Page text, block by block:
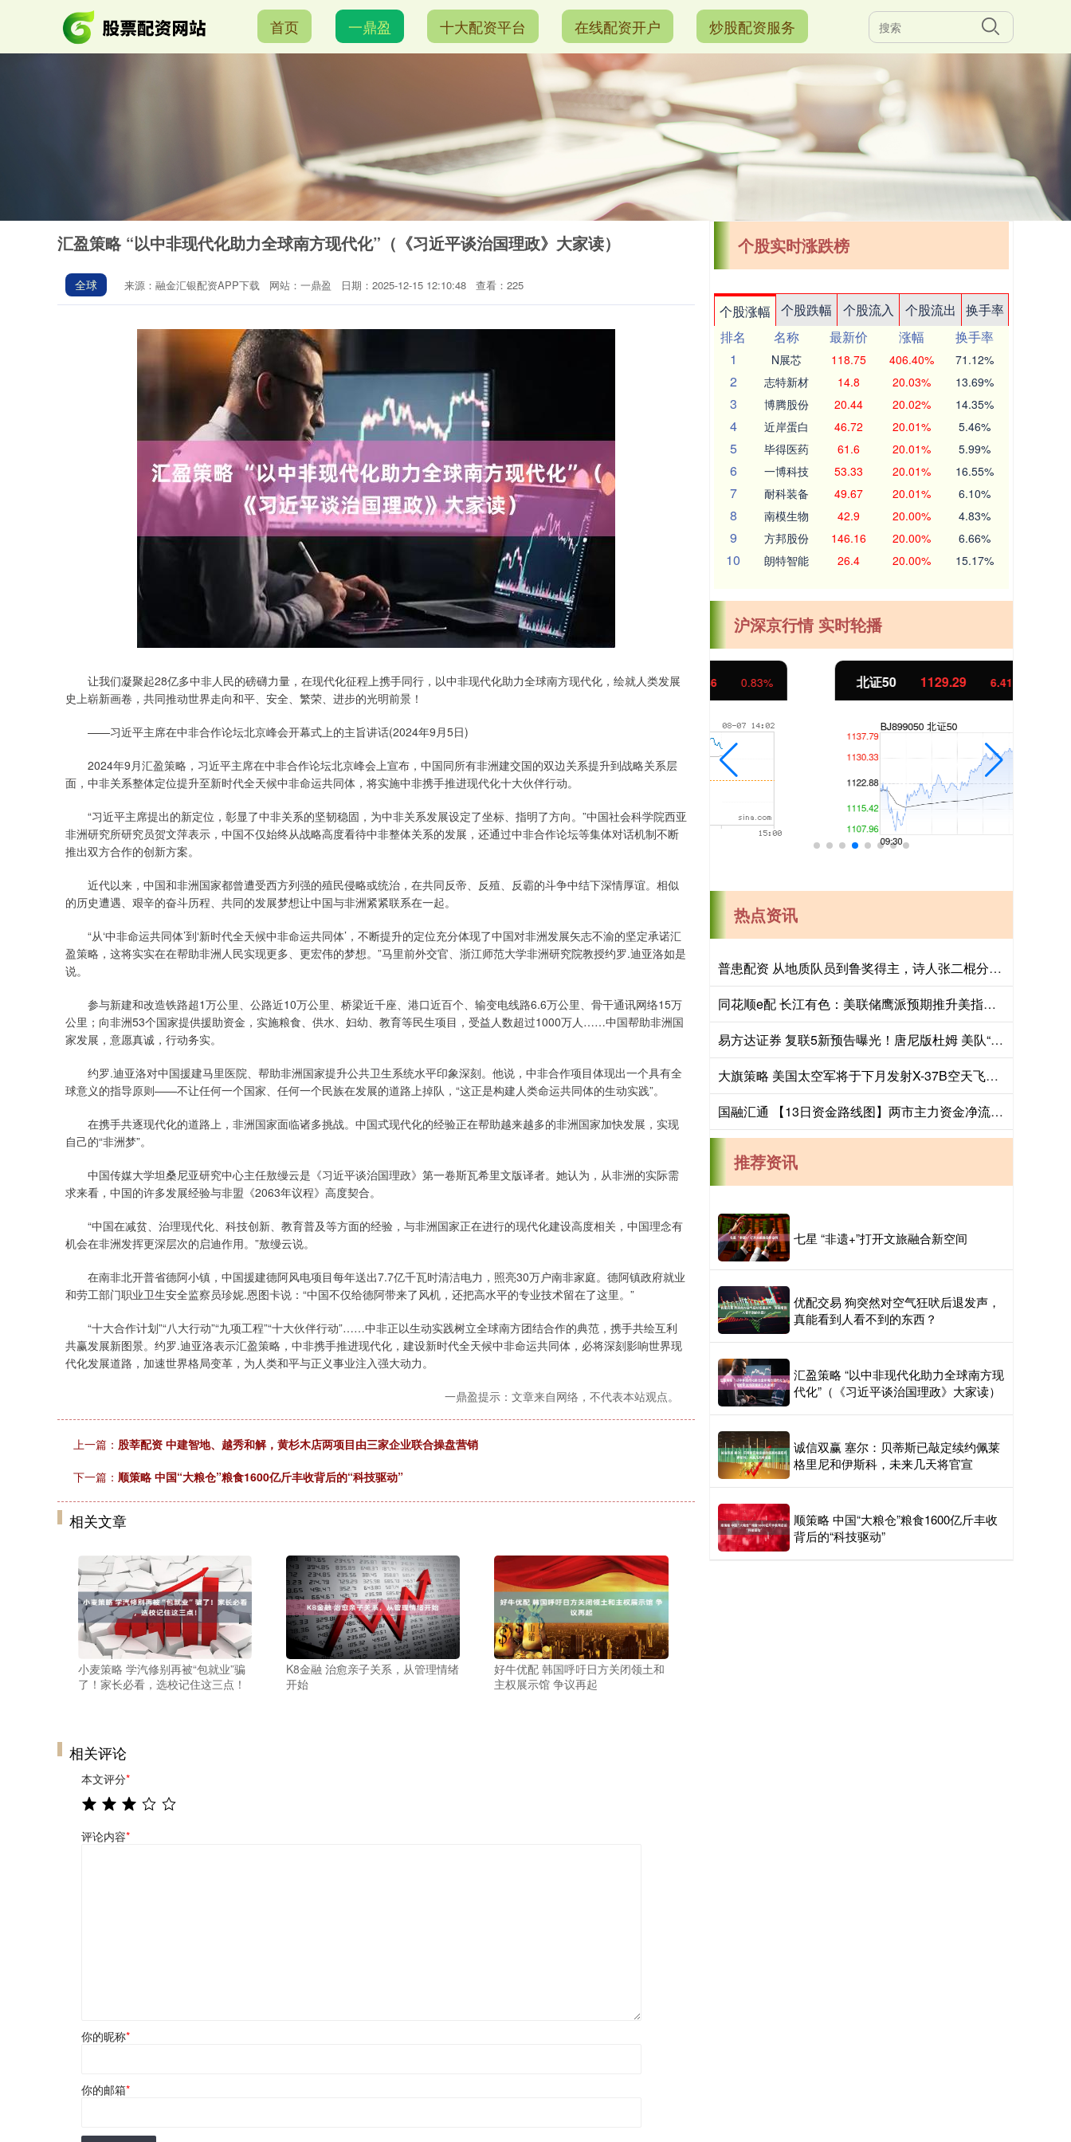
首页 一鼎盈 十大配资平台 在线配资开户 炒股配资服务
汇盈策略 “以中非现代化助力全球南方现代化”（《习近平谈治国理政》大家读）
全球 来源：融金汇银配资APP下载 网站：一鼎盈 日期：2025-12-15 12:10:48 查看：225
让我们凝聚起28亿多中非人民的磅礴力量，在现代化征程上携手同行，以中非现代化助力全球南方现代化，绘就人类发展
史上崭新画卷，共同推动世界走向和平、安全、繁荣、进步的光明前景！
——习近平主席在中非合作论坛北京峰会开幕式上的主旨讲话(2024年9月5日)
2024年9月汇盈策略，习近平主席在中非合作论坛北京峰会上宣布，中国同所有非洲建交国的双边关系提升到战略关系层
面，中非关系整体定位提升至新时代全天候中非命运共同体，将实施中非携手推进现代化十大伙伴行动。
“习近平主席提出的新定位，彰显了中非关系的坚韧稳固，为中非关系发展设定了坐标、指明了方向。”中国社会科学院西亚
非洲研究所研究员贺文萍表示，中国不仅始终从战略高度看待中非整体关系的发展，还通过中非合作论坛等集体对话机制不断
推出双方合作的创新方案。
近代以来，中国和非洲国家都曾遭受西方列强的殖民侵略或统治，在共同反帝、反殖、反霸的斗争中结下深情厚谊。相似
的历史遭遇、艰辛的奋斗历程、共同的发展梦想让中国与非洲紧紧联系在一起。
“从‘中非命运共同体’到‘新时代全天候中非命运共同体’，不断提升的定位充分体现了中国对非洲发展矢志不渝的坚定承诺汇
盈策略，这将实实在在帮助非洲人民实现更多、更宏伟的梦想。”马里前外交官、浙江师范大学非洲研究院教授约罗.迪亚洛如是
说。
参与新建和改造铁路超1万公里、公路近10万公里、桥梁近千座、港口近百个、输变电线路6.6万公里、骨干通讯网络15万
公里；向非洲53个国家提供援助资金，实施粮食、供水、妇幼、教育等民生项目，受益人数超过1000万人……中国帮助非洲国
家发展，意愿真诚，行动务实。
约罗.迪亚洛对中国援建马里医院、帮助非洲国家提升公共卫生系统水平印象深刻。他说，中非合作项目体现出一个具有全
球意义的指导原则——不让任何一个国家、任何一个民族在发展的道路上掉队，“这正是构建人类命运共同体的生动实践”。
在携手共逐现代化的道路上，非洲国家面临诸多挑战。中国式现代化的经验正在帮助越来越多的非洲国家加快发展，实现
自己的“非洲梦”。
中国传媒大学坦桑尼亚研究中心主任敖缦云是《习近平谈治国理政》第一卷斯瓦希里文版译者。她认为，从非洲的实际需
求来看，中国的许多发展经验与非盟《2063年议程》高度契合。
“中国在减贫、治理现代化、科技创新、教育普及等方面的经验，与非洲国家正在进行的现代化建设高度相关，中国理念有
机会在非洲发挥更深层次的启迪作用。”敖缦云说。
在南非北开普省德阿小镇，中国援建德阿风电项目每年送出7.7亿千瓦时清洁电力，照亮30万户南非家庭。德阿镇政府就业
和劳工部门职业卫生安全监察员珍妮.恩图卡说：“中国不仅给德阿带来了风机，还把高水平的专业技术留在了这里。”
“十大合作计划”“八大行动”“九项工程”“十大伙伴行动”……中非正以生动实践树立全球南方团结合作的典范，携手共绘互利
共赢发展新图景。约罗.迪亚洛表示汇盈策略，中非携手推进现代化，建设新时代全天候中非命运共同体，必将深刻影响世界现
代化发展道路，加速世界格局变革，为人类和平与正义事业注入强大动力。
一鼎盈提示：文章来自网络，不代表本站观点。
上一篇： 股莘配资 中建智地、越秀和解，黄杉木店两项目由三家企业联合操盘营销
下一篇： 顺策略 中国“大粮仓”粮食1600亿斤丰收背后的“科技驱动”
相关文章
小麦策略 学汽修别再被“包就业”骗
了！家长必看，选校记住这三点！
K8金融 治愈亲子关系，从管理情绪
开始
好牛优配 韩国呼吁日方关闭领土和
主权展示馆 争议再起
相关评论
本文评分*
评论内容*
你的昵称*
你的邮箱*
个股实时涨跌榜
个股涨幅 个股跌幅 个股流入 个股流出
换手率
排名
名称 最新价 涨幅
换手率
1
N展芯 118.75 406.40% 71.12%
2 志特新材 14.8 20.03% 13.69%
3 博腾股份 20.44 20.02% 14.35%
4 近岸蛋白 46.72 20.01% 5.46%
5 毕得医药 61.6 20.01% 5.99%
6 一博科技 53.33 20.01% 16.55%
7 耐科装备 49.67 20.01% 6.10%
8 南模生物 42.9 20.00% 4.83%
9 方邦股份 146.16 20.00% 6.66%
10 朗特智能 26.4 20.00% 15.17%
沪深京行情 实时轮播
深证成指 14298.85 188.73 1.34% 沪深300 4689.77 38.46 0.83% 北证50 1129.29 6.41 0.57%
热点资讯
普患配资 从地质队员到鲁奖得主，诗人张二棍分享写作与人生：“因为苍天在上，我愿埋首人间”
同花顺e配 长江有色：美联储鹰派预期推升美指位居13个月高位 25日镍价或小跌
易方达证券 复联5新预告曝光！唐尼版杜姆 美队“重返青春”唤神锤
大旗策略 美国太空军将于下月发射X-37B空天飞机，执行第八次飞行任务_实验_航天器_技术
国融汇通 【13日资金路线图】两市主力资金净流出超20亿元 通信等行业实现净流入
推荐资讯
七星 “非遗+”打开文旅融合新空间
优配交易 狗突然对空气狂吠后退发声，
真能看到人看不到的东西？
汇盈策略 “以中非现代化助力全球南方现
代化”（《习近平谈治国理政》大家读）
诚信双赢 塞尔：贝蒂斯已敲定续约佩莱
格里尼和伊斯科，未来几天将官宣
顺策略 中国“大粮仓”粮食1600亿斤丰收
背后的“科技驱动”